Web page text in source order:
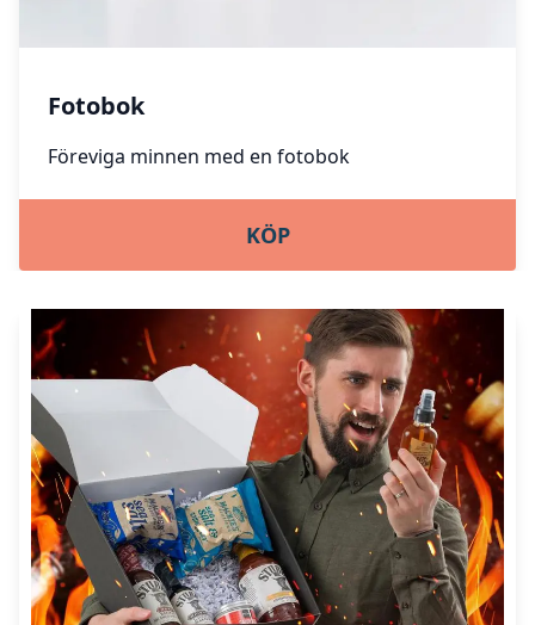
Fotobok
Föreviga minnen med en fotobok
KÖP